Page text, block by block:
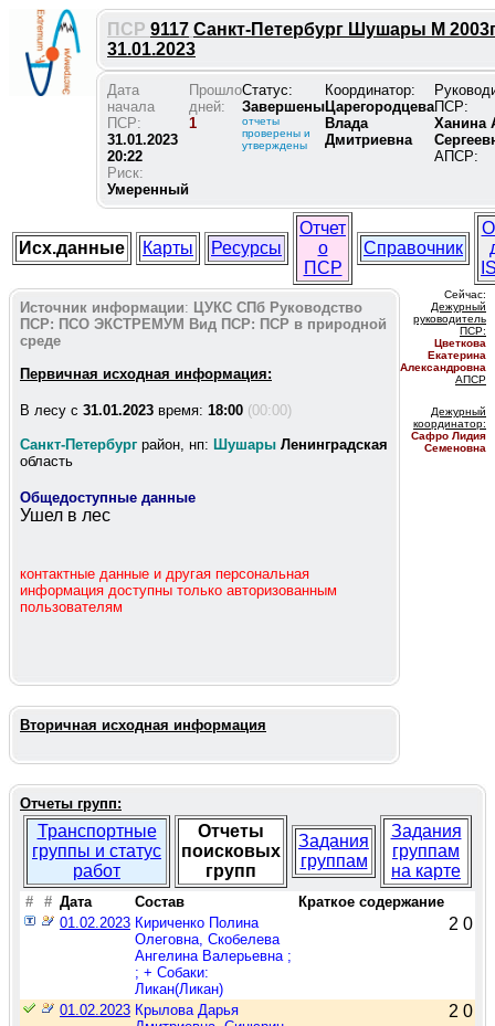
ПСР 9117 Санкт-Петербург Шушары М
31.01.2023
Дата
начала
ПСР:
31.01.2023
20:22
Риск:
Умеренный
Прошло
дней:
1
Статус:
Завершены
отчеты
проверены и
утверждены
Координатор:
Царегородцева
Влада
Дмитриевна
ПСР:
Ханина
АПСР:
Исх.данные Карты Ресурсы
Отчет
о
ПСР
Справочник
Источник информации: ЦУКС СПб Руководство
ПСР: ПСО ЭКСТРЕМУМ Вид ПСР: ПСР в природной
среде
Первичная исходная информация:
В лесу c 31.01.2023 время: 18:00 (00:00)
Санкт-Петербург район, нп: Шушары Ленинградская
область
Общедоступные данные
Ушел в лес
контактные данные и другая персональная
информация доступны только авторизованным
пользователям
Сейчас:
Дежурный
руководитель
ПСР:
Цветкова
Екатерина
Александровна
АПСР
Дежурный
координатор:
Сафро Лидия
Семеновна
Вторичная исходная информация
Отчеты групп:
Транспортные
группы и статус
работ
Отчеты
поисковых
групп
Задания
группам
Задания
группам
на карте
# # Дата Состав
Краткое содержание
01.02.2023 Кириченко Полина
Олеговна, Скобелева
Ангелина Валерьевна ;
; + Собаки:
Ликан(Ликан)
2 0
01.02.2023 Крылова Дарья
2 0